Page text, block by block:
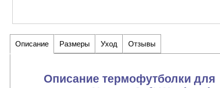
Описание Размеры Уход Отзывы
Описание термофутболки для